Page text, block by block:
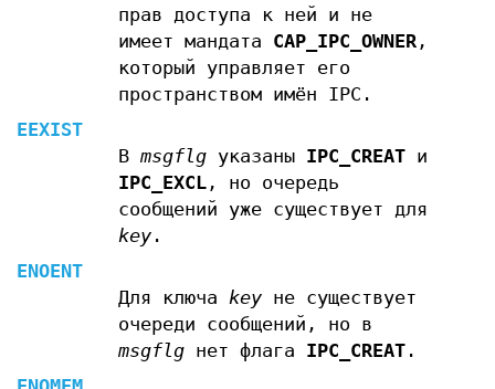
прав доступа к ней и не
имеет мандата CAP_IPC_OWNER,
который управляет его
пространством имён IPC.
EEXIST
В msgflgуказаны IPC_CREATи
IPC_EXCL, но очередь
сообщений уже существует для
key.
ENOENT
Для ключа keyне существует
очереди сообщений, но в
msgflgнет флага IPC_CREAT.